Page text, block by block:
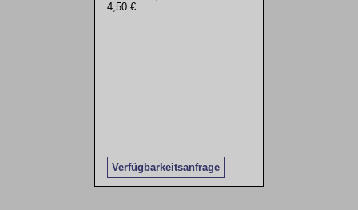
4,50 €
Verfügbarkeitsanfrage